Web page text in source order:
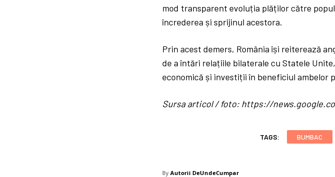
mod transparent evoluția plăților către
încrederea și sprijinul acestora.
Prin acest demers, România își reiterează
de a întări relațiile bilaterale cu Statele
economică și investiții în beneficiul ambelor
Sursa articol / foto: https://
TAGS: BUMBAC
By Autorii DeUndeCumpar